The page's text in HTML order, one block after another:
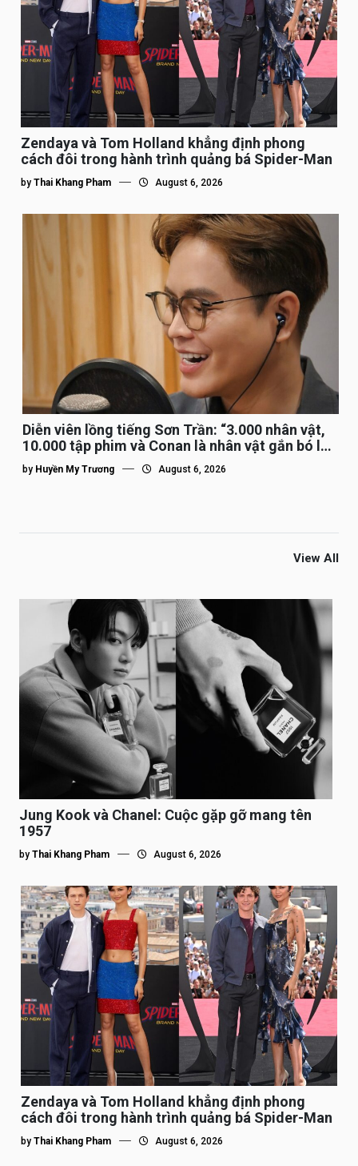
Zendaya và Tom Holland khẳng định phong
cách đôi trong hành trình quảng bá Spider-Man
by Thai Khang Pham August 6, 2026
Diễn viên lồng tiếng Sơn Trần: “3.000 nhân vật,
10.000 tập phim và Conan là nhân vật gắn bó lâu
nhất”
by Huyền My Trương August 6, 2026
View All
Jung Kook và Chanel: Cuộc gặp gỡ mang tên
1957
by Thai Khang Pham August 6, 2026
Zendaya và Tom Holland khẳng định phong
cách đôi trong hành trình quảng bá Spider-Man
by Thai Khang Pham August 6, 2026